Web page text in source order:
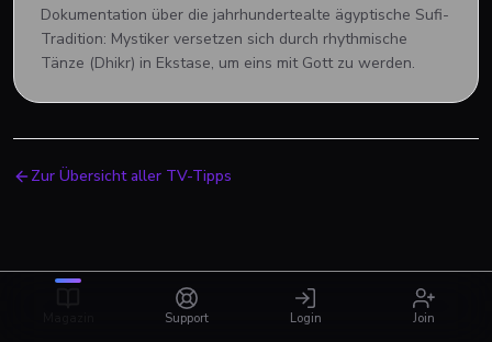
Dokumentation über die jahrhundertealte ägyptische Sufi-
Tradition: Mystiker versetzen sich durch rhythmische
Tänze (Dhikr) in Ekstase, um eins mit Gott zu werden.
Zur Übersicht aller TV-Tipps
Support Login Join